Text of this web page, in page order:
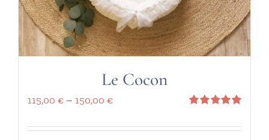
Le Cocon
sur 5
115,00 € – 150,00 €